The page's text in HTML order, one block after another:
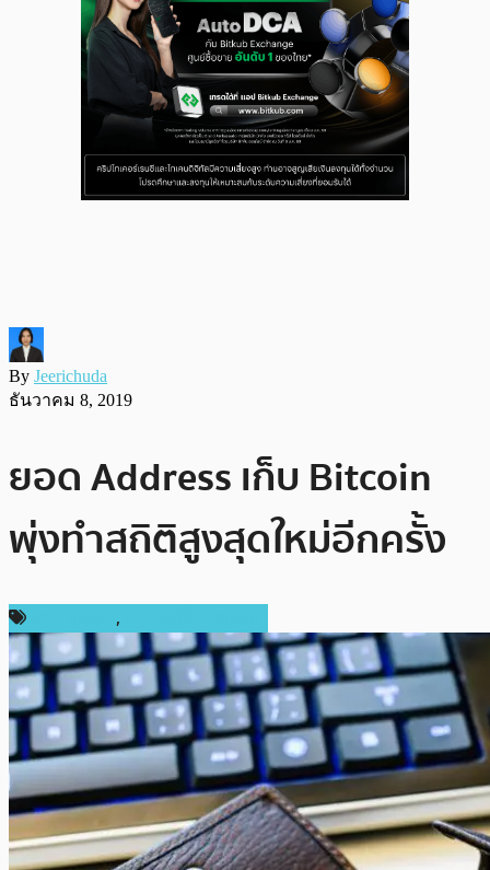
By Jeerichuda
ธันวาคม 8, 2019
ยอด Address เก็บ Bitcoin
พุ่งทำสถิติสูงสุดใหม่อีกครั้ง
,